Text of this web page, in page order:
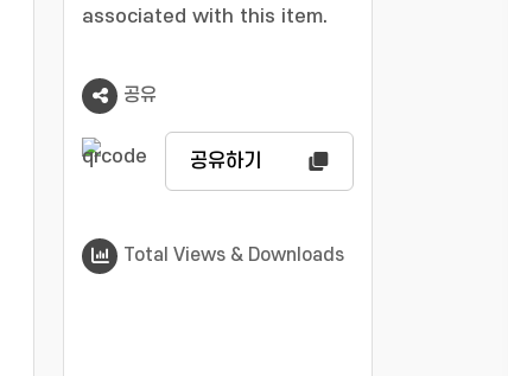
associated with this item.
공유
공유하기
Total Views & Downloads